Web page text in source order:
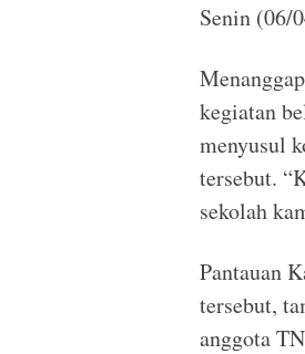
Senin (06/
kegiatan
menyusul
tersebut.
sekolah
Pantauan
tersebut,
anggota